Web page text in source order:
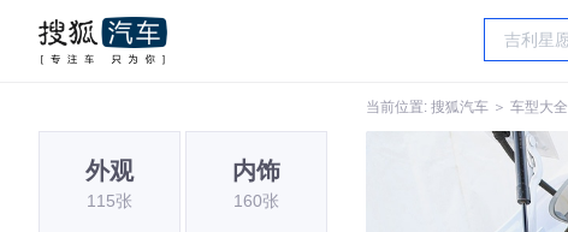
当前位置: 搜狐汽车 ＞ 车型大全
外观
115张
内饰
160张